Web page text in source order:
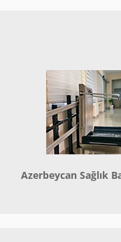
Azerbeycan Sağlık